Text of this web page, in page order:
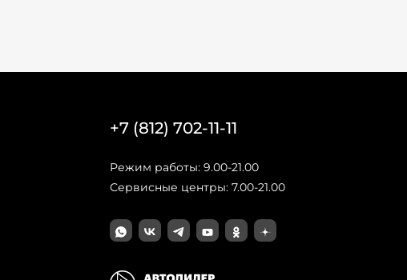
+7 (812) 702-11-11
Режим работы: 9.00-21.00
Сервисные центры: 7.00-21.00